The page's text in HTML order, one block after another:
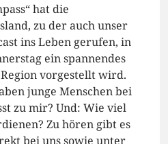
hat die
zu der auch unser
ins Leben gerufen, in
ein spannendes
vorgestellt wird.
junge Menschen bei
zu mir? Und: Wie viel
Zu hören gibt es
bei uns sowie unter